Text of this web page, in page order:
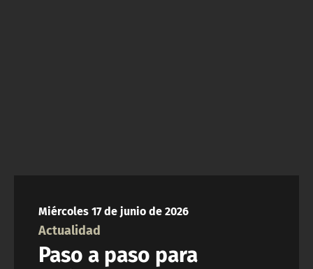
Miércoles 17 de junio de 2026
Actualidad
Paso a paso para